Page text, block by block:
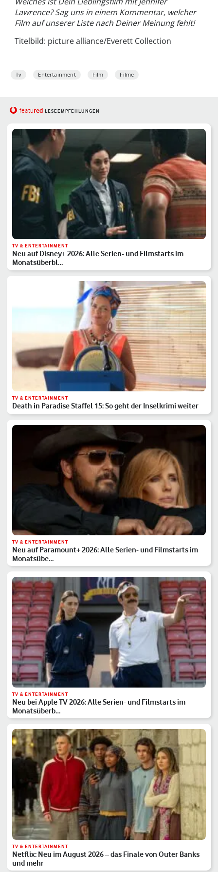
Lawrence? Sag uns in einem Kommentar, welcher
Film auf unserer Liste nach Deiner Meinung fehlt!
Titelbild: picture alliance/Everett Collection
Tv Entertainment Film Filme
featured LESEEMPFEHLUNGEN
TV & ENTERTAINMENT
Neu auf Disney+ 2026: Alle Serien- und Filmstarts im
Monatsüberbl…
TV & ENTERTAINMENT
Death in Paradise Staffel 15: So geht der Inselkrimi weiter
TV & ENTERTAINMENT
Neu auf Paramount+ 2026: Alle Serien- und Filmstarts im
Monatsübe…
TV & ENTERTAINMENT
Neu bei Apple TV 2026: Alle Serien- und Filmstarts im
Monatsüberb…
TV & ENTERTAINMENT
Netflix: Neu im August 2026 – das Finale von Outer Banks
und mehr